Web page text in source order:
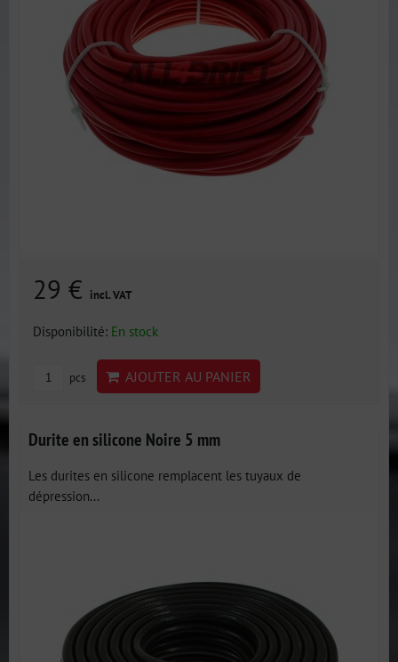
29 € incl. VAT
Disponibilité: En stock
pcs AJOUTER AU PANIER
Durite en silicone Noire 5 mm
Les durites en silicone remplacent les tuyaux de
dépression...